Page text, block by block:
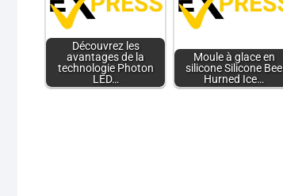
Découvrez les
avantages de la
technologie Photon
LED…
Moule à glace en
silicone Silicone Bee
Hurned Ice…